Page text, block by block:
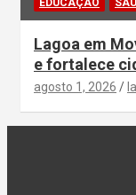
EDUCAÇÃO
Lagoa em
e fortalece
agosto 1, 2026